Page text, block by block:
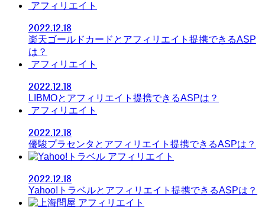
アフィリエイト
2022.12.18
楽天ゴールドカードとアフィリエイト提携できるASP
は？
アフィリエイト
2022.12.18
LIBMOとアフィリエイト提携できるASPは？
アフィリエイト
2022.12.18
優駿プラセンタとアフィリエイト提携できるASPは？
アフィリエイト
2022.12.18
Yahoo!トラベルとアフィリエイト提携できるASPは？
アフィリエイト